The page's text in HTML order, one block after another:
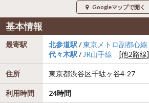
Googleマップで開く
基本情報
最寄駅 北参道駅 /東京メトロ副都心線
代々木駅 / JR山手線 [他2路線]
住所 東京都渋谷区千駄ヶ谷4-27
利用時間 24時間